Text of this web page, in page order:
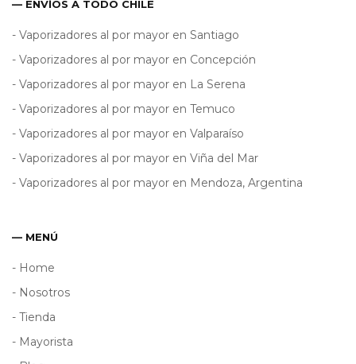
— ENVÍOS A TODO CHILE
- Vaporizadores al por mayor en Santiago
- Vaporizadores al por mayor en Concepción
- Vaporizadores al por mayor en La Serena
- Vaporizadores al por mayor en Temuco
- Vaporizadores al por mayor en Valparaíso
- Vaporizadores al por mayor en Viña del Mar
- Vaporizadores al por mayor en Mendoza, Argentina
— MENÚ
- Home
- Nosotros
- Tienda
- Mayorista